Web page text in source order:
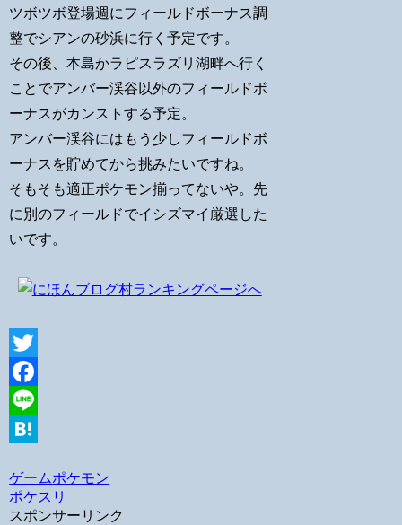
ツボツボ登場週にフィールドボーナス調
整でシアンの砂浜に行く予定です。
その後、本島かラピスラズリ湖畔へ行く
ことでアンバー渓谷以外のフィールドボ
ーナスがカンストする予定。
アンバー渓谷にはもう少しフィールドボ
ーナスを貯めてから挑みたいですね。
そもそも適正ポケモン揃ってないや。先
に別のフィールドでイシズマイ厳選した
いです。
Twitter
Facebook
Line
ゲームポケモン
ポケスリ
スポンサーリンク